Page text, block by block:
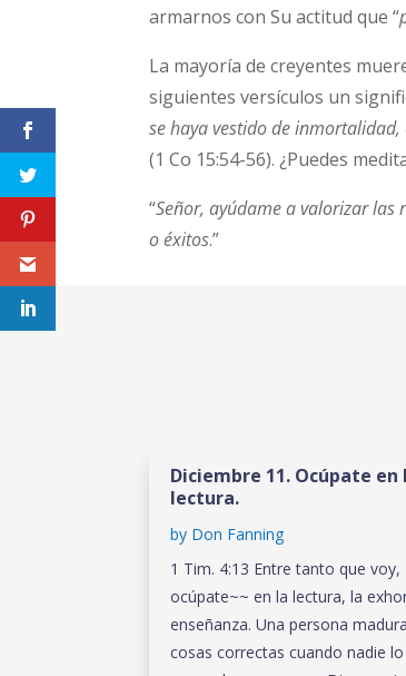
armarnos con Su actitud que “
La mayoría de creyentes
siguientes versículos un
se haya vestido de
(1 Co 15:54-56). ¿Puedes
“Señor, ayúdame a valorizar las
o éxitos.”
Diciembre 11. Ocúpate en
lectura.
by Don Fanning
1 Tim. 4:13 Entre tanto que voy,
ocúpate~~ en la lectura, la
enseñanza. Una persona
cosas correctas cuando nadie